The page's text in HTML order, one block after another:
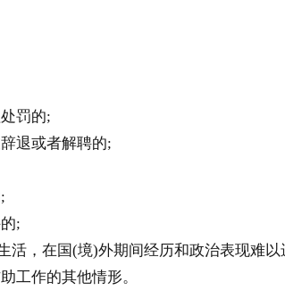
罚的;
退或者解聘的;
;
，在国(境)外期间经历和政治表现难以
作的其他情形。